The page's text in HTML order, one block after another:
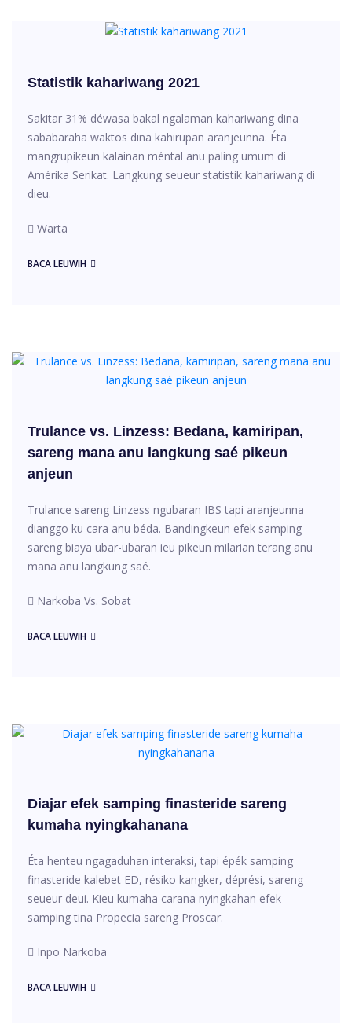
Statistik kahariwang 2021
Sakitar 31% déwasa bakal ngalaman kahariwang dina
sababaraha waktos dina kahirupan aranjeunna. Éta
mangrupikeun kalainan méntal anu paling umum di
Amérika Serikat. Langkung seueur statistik kahariwang di
dieu.
Warta
BACA LEUWIH
Trulance vs. Linzess: Bedana, kamiripan,
sareng mana anu langkung saé pikeun
anjeun
Trulance sareng Linzess ngubaran IBS tapi aranjeunna
dianggo ku cara anu béda. Bandingkeun efek samping
sareng biaya ubar-ubaran ieu pikeun milarian terang anu
mana anu langkung saé.
Narkoba Vs. Sobat
BACA LEUWIH
Diajar efek samping finasteride sareng
kumaha nyingkahanana
Éta henteu ngagaduhan interaksi, tapi épék samping
finasteride kalebet ED, résiko kangker, déprési, sareng
seueur deui. Kieu kumaha carana nyingkahan efek
samping tina Propecia sareng Proscar.
Inpo Narkoba
BACA LEUWIH